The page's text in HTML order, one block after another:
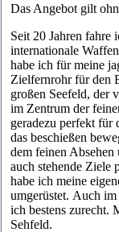
Das Angebot gilt
Seit 20 Jahren fahre
internationale
habe ich für meine
Zielfernrohr für den
großen Seefeld, der
im Zentrum der
geradezu perfekt für
das beschießen
dem feinen Absehen
auch stehende Ziele
habe ich meine
umgerüstet. Auch
ich bestens zurecht.
Sehfeld.